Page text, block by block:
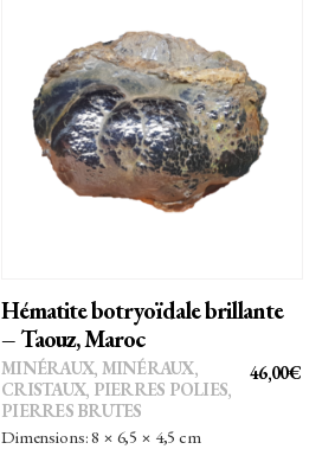
AJOUTER AU PANIER
Hématite botryoïdale brillante
– Taouz, Maroc
46,00€
MINÉRAUX, MINÉRAUX,
CRISTAUX, PIERRES POLIES,
PIERRES BRUTES
Dimensions: 8 × 6,5 × 4,5 cm